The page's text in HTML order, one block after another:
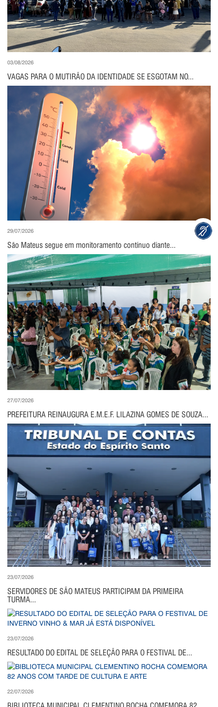
03/08/2026
VAGAS PARA O MUTIRÃO DA IDENTIDADE SE ESGOTAM NO...
29/07/2026
São Mateus segue em monitoramento contínuo diante...
27/07/2026
PREFEITURA REINAUGURA E.M.E.F. LILAZINA GOMES DE SOUZA...
23/07/2026
SERVIDORES DE SÃO MATEUS PARTICIPAM DA PRIMEIRA
TURMA...
23/07/2026
RESULTADO DO EDITAL DE SELEÇÃO PARA O FESTIVAL DE...
22/07/2026